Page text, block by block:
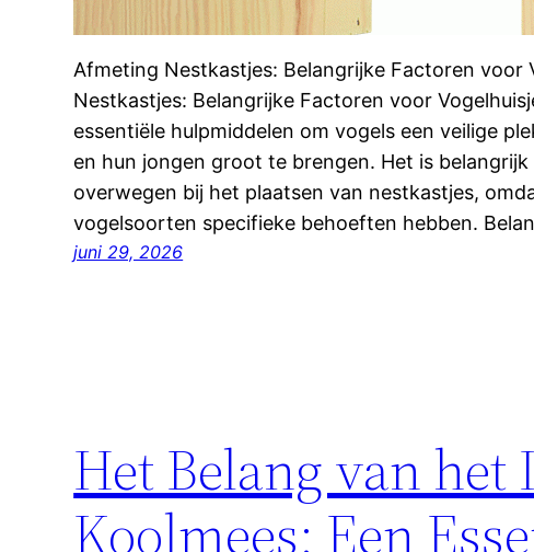
Afmeting Nestkastjes: Belangrijke Factoren voor
Nestkastjes: Belangrijke Factoren voor
essentiële hulpmiddelen om vogels een veilige
en hun jongen groot te brengen. Het is
overwegen bij het plaatsen van nestkastjes,
vogelsoorten specifieke behoeften hebben.
juni 29, 2026
Het Belang van
Koolmees: Een